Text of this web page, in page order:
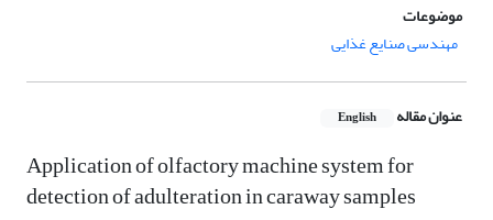
موضوعات
مهندسی صنایع غذایی
عنوان مقاله English
Application of olfactory machine system for
detection of adulteration in caraway samples